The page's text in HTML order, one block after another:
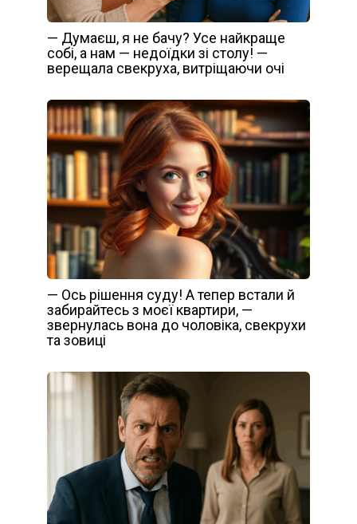
— Думаєш, я не бачу? Усе найкраще
собі, а нам — недоїдки зі столу! —
верещала свекруха, витріщаючи очі
— Ось рішення суду! А тепер встали й
забирайтесь з моєї квартири, —
звернулась вона до чоловіка, свекрухи
та зовиці